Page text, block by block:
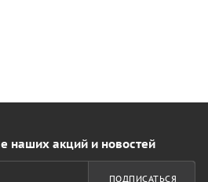
наших акций и новостей
ПОДПИСАТЬСЯ